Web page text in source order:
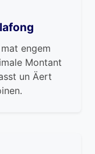
engem
Montant
un Äert